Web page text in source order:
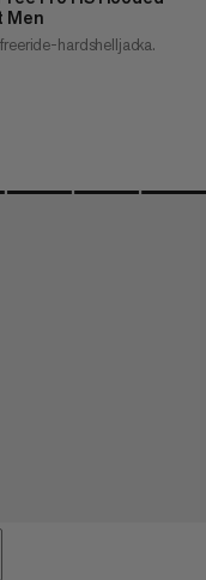
Men
hardshelljacka.